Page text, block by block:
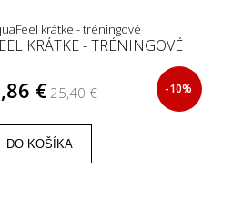
KRÁTKE - TRÉNINGOVÉ
€25,40 € -10%
DO KOŠÍKA